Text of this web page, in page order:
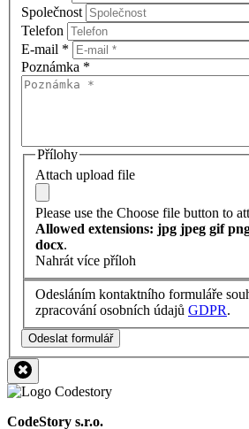
Společnost
Telefon
E-mail *
Poznámka *
Přílohy
Attach upload file
Please use the Choose file button to
Allowed extensions: jpg jpeg gif
docx.
Nahrát více příloh
Odesláním kontaktního formuláře
zpracování osobních údajů GDPR.
Odeslat formulář
CodeStory s.r.o.